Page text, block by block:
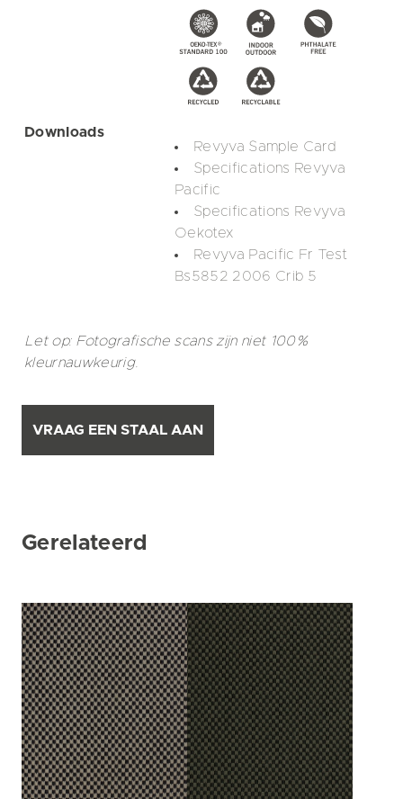
Downloads
Revyva Sample Card
Specifications Revyva
Pacific
Specifications Revyva
Oekotex
Revyva Pacific Fr Test
Bs5852 2006 Crib 5
Let op: Fotografische scans zijn niet 100%
kleurnauwkeurig.
VRAAG EEN STAAL AAN
Gerelateerd